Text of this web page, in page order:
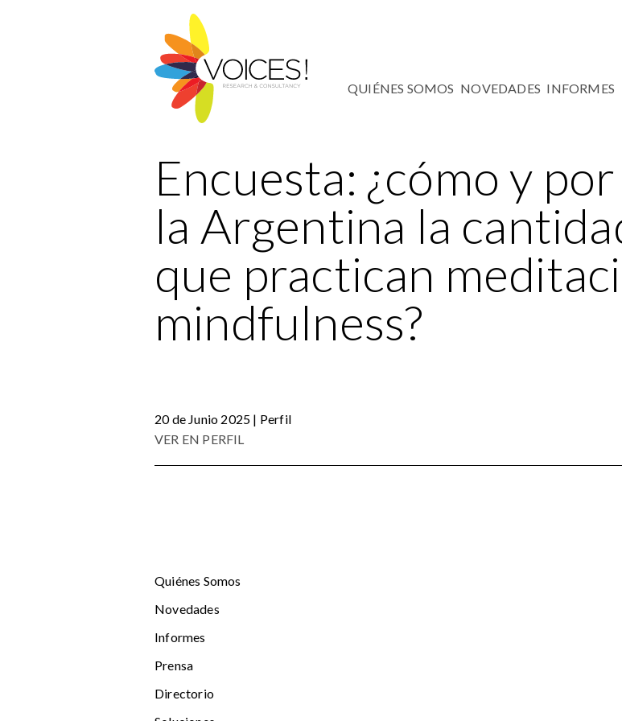
QUIÉNES SOMOS NOVEDADES INFORMES
Encuesta: ¿cómo y
la Argentina la
que practican
mindfulness?
20 de Junio 2025 | Perfil
VER EN PERFIL
Quiénes Somos
Novedades
Informes
Prensa
Directorio